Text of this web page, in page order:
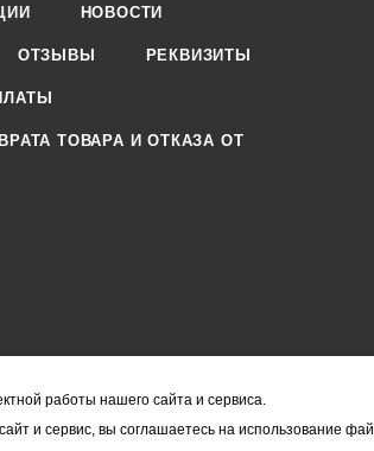
НОВОСТИ
ОТЗЫВЫ РЕКВИЗИТЫ
ТОВАРА И ОТКАЗА ОТ
характер и не являются офертой (в
работы нашего сайта и сервиса.
и сервис, вы соглашаетесь на использование